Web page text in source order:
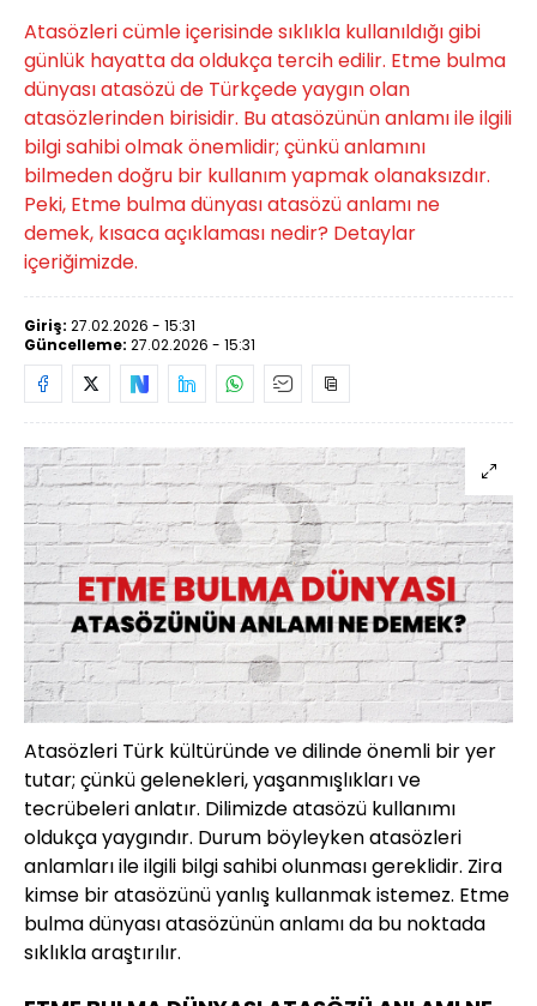
Atasözleri cümle içerisinde sıklıkla kullanıldığı gibi
günlük hayatta da oldukça tercih edilir. Etme bulma
dünyası atasözü de Türkçede yaygın olan
atasözlerinden birisidir. Bu atasözünün anlamı ile ilgili
bilgi sahibi olmak önemlidir; çünkü anlamını
bilmeden doğru bir kullanım yapmak olanaksızdır.
Peki, Etme bulma dünyası atasözü anlamı ne
demek, kısaca açıklaması nedir? Detaylar
içeriğimizde.
Giriş: 27.02.2026 - 15:31
Güncelleme: 27.02.2026 - 15:31
Atasözleri Türk kültüründe ve dilinde önemli bir yer
tutar; çünkü gelenekleri, yaşanmışlıkları ve
tecrübeleri anlatır. Dilimizde atasözü kullanımı
oldukça yaygındır. Durum böyleyken atasözleri
anlamları ile ilgili bilgi sahibi olunması gereklidir. Zira
kimse bir atasözünü yanlış kullanmak istemez. Etme
bulma dünyası atasözünün anlamı da bu noktada
sıklıkla araştırılır.